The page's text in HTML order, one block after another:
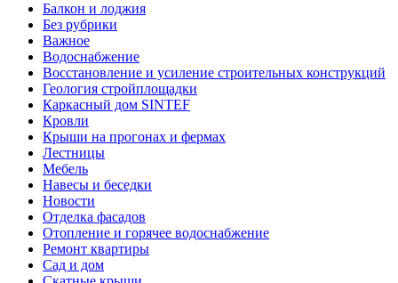
Балкон и лоджия
Без рубрики
Важное
Водоснабжение
Восстановление и усиление строительных конструкций
Геология стройплощадки
Каркасный дом SINTEF
Кровли
Крыши на прогонах и фермах
Лестницы
Мебель
Навесы и беседки
Новости
Отделка фасадов
Отопление и горячее водоснабжение
Ремонт квартиры
Сад и дом